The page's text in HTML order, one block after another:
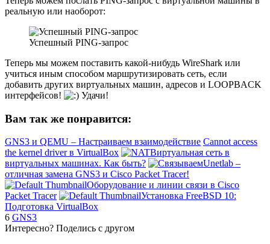
реальную или наоборот:
Успешный PING-запрос
Теперь мы можем поставить какой-нибудь WireShark или
учиться иным способом маршрутизировать сеть, если
добавить других виртуальных машин, адресов и LOOPBACK
интерфейсов!
Удачи!
Вам так же понравится:
GNS3 и QEMU – Настраиваем взаимодействие Сannot access
the kernel driver в VirtualBox
Виртуальная сеть в
виртуальных машинах. Как быть?
Unetlab –
отличная замена GNS3 и Cisco Packet Tracer!
Оборудование и линии связи в Cisco
Packet Tracer
Установка FreeBSD 10:
Подготовка VirtualBox
6 GNS3
Интересно? Поделись с другом